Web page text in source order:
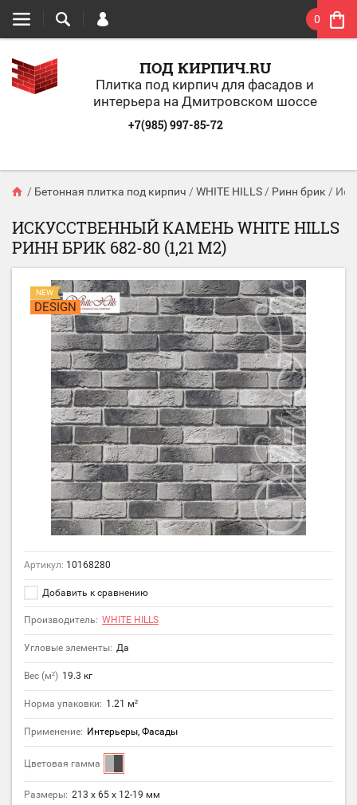
0
ПОД КИРПИЧ.RU
Плитка под кирпич для фасадов и
интерьера на Дмитровском шоссе
+7(985) 997-85-72
/ Бетонная плитка под кирпич / WHITE HILLS / Ринн брик /
ИСКУССТВЕННЫЙ КАМЕНЬ WHITE HILLS
РИНН БРИК 682-80 (1,21 М2)
NEW
DESIGN
Артикул: 10168280
Добавить к сравнению
Производитель: WHITE HILLS
Угловые элементы: Да
Вес (м²) 19.3 кг
Норма упаковки: 1.21 м²
Применение: Интерьеры, Фасады
Цветовая гамма
Размеры: 213 х 65 х 12-19 мм